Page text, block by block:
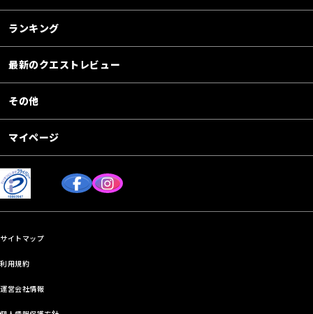
ランキング
最新のクエストレビュー
その他
マイページ
サイトマップ
利用規約
運営会社情報